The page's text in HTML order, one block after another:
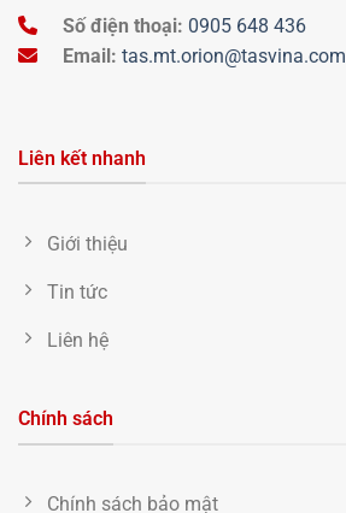
Số điện thoại: 0905 648 436
Email: tas.mt.orion@tasvina.com
Liên kết nhanh
Giới thiệu
Tin tức
Liên hệ
Chính sách
Chính sách bảo mật